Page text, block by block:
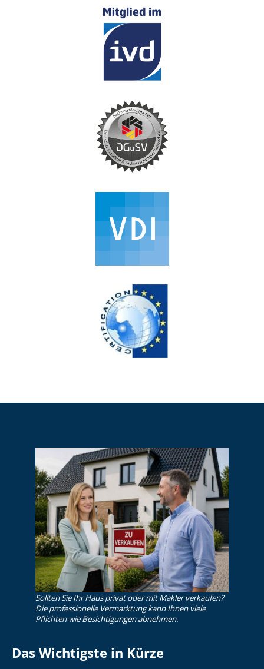
Sollten Sie Ihr Haus privat oder mit Makler verkaufen?
Die professionelle Vermarktung kann Ihnen viele
Pflichten wie Besichtigungen abnehmen.
Das Wichtigste in Kürze